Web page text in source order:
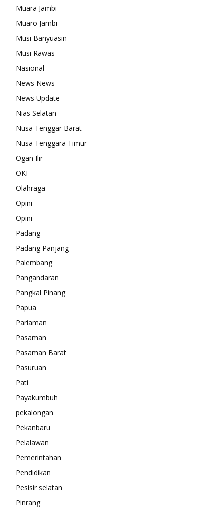
Muara Jambi
Muaro Jambi
Musi Banyuasin
Musi Rawas
Nasional
News News
News Update
Nias Selatan
Nusa Tenggar Barat
Nusa Tenggara Timur
Ogan Ilir
OKI
Olahraga
Opini
Opini
Padang
Padang Panjang
Palembang
Pangandaran
Pangkal Pinang
Papua
Pariaman
Pasaman
Pasaman Barat
Pasuruan
Pati
Payakumbuh
pekalongan
Pekanbaru
Pelalawan
Pemerintahan
Pendidikan
Pesisir selatan
Pinrang